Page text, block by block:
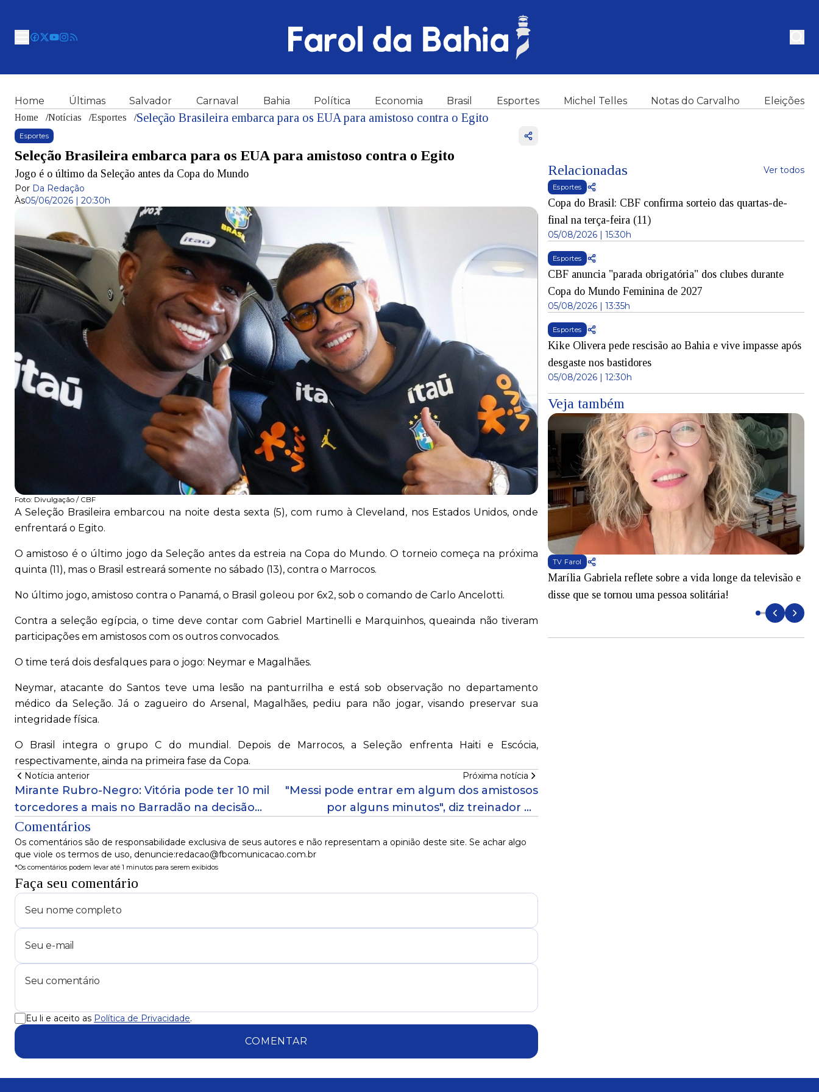
Home Últimas Salvador Carnaval Bahia Política Economia Brasil Esportes Michel Telles Notas do Carvalho Eleições
Home /Notícias /Esportes /Seleção Brasileira embarca para os EUA para amistoso contra o Egito
Esportes
Seleção Brasileira embarca para os EUA para amistoso contra o Egito
Jogo é o último da Seleção antes da Copa do Mundo
Por Da Redação
Às05/06/2026 | 20:30h
Foto: Divulgação / CBF
A Seleção Brasileira embarcou na noite desta sexta (5), com rumo à Cleveland, nos Estados Unidos, onde
enfrentará o Egito.
O amistoso é o último jogo da Seleção antes da estreia na Copa do Mundo. O torneio começa na próxima
quinta (11), mas o Brasil estreará somente no sábado (13), contra o Marrocos.
No último jogo, amistoso contra o Panamá, o Brasil goleou por 6x2, sob o comando de Carlo Ancelotti.
Contra a seleção egípcia, o time deve contar com Gabriel Martinelli e Marquinhos, queainda não tiveram
participações em amistosos com os outros convocados.
O time terá dois desfalques para o jogo: Neymar e Magalhães.
Neymar, atacante do Santos teve uma lesão na panturrilha e está sob observação no departamento
médico da Seleção. Já o zagueiro do Arsenal, Magalhães, pediu para não jogar, visando preservar sua
integridade física.
O Brasil integra o grupo C do mundial. Depois de Marrocos, a Seleção enfrenta Haiti e Escócia,
respectivamente, ainda na primeira fase da Copa.
Notícia anterior
Mirante Rubro-Negro: Vitória pode ter 10 mil
torcedores a mais no Barradão na decisão
da Copa do Nordeste
Próxima notícia
"Messi pode entrar em algum dos amistosos
por alguns minutos", diz treinador da
Comentários
Os comentários são de responsabilidade exclusiva de seus autores e não representam a opinião deste site. Se achar algo
que viole os termos de uso, denuncie:redacao@fbcomunicacao.com.br
*Os comentários podem levar até 1 minutos para serem exibidos
Faça seu comentário
Eu li e aceito as Política de Privacidade.
COMENTAR
Relacionadas Ver todos
Esportes
Copa do Brasil: CBF confirma sorteio das quartas-de-
final na terça-feira (11)
05/08/2026 | 15:30h
Esportes
CBF anuncia "parada obrigatória" dos clubes durante
Copa do Mundo Feminina de 2027
05/08/2026 | 13:35h
Esportes
Kike Olivera pede rescisão ao Bahia e vive impasse após
desgaste nos bastidores
05/08/2026 | 12:30h
Veja também
TV Farol
Marília Gabriela reflete sobre a vida longe da televisão e
disse que se tornou uma pessoa solitária!